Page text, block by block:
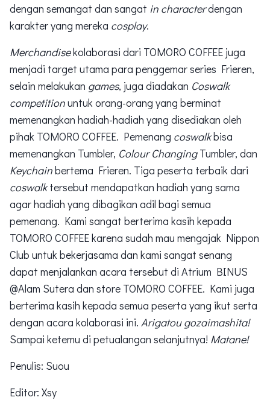
dengan semangat dan sangat in characterdengan
karakter yang mereka cosplay.
Merchandisekolaborasi dari TOMORO COFFEE juga
menjadi target utama para penggemar series Frieren,
selain melakukan games, juga diadakan Coswalk
competitionuntuk orang-orang yang berminat
memenangkan hadiah-hadiah yang disediakan oleh
pihak TOMORO COFFEE. Pemenang coswalkbisa
memenangkan Tumbler, Colour ChangingTumbler, dan
Keychainbertema Frieren. Tiga peserta terbaik dari
coswalktersebut mendapatkan hadiah yang sama
agar hadiah yang dibagikan adil bagi semua
pemenang. Kami sangat berterima kasih kepada
TOMORO COFFEE karena sudah mau mengajak Nippon
Club untuk bekerjasama dan kami sangat senang
dapat menjalankan acara tersebut di Atrium BINUS
@Alam Sutera dan store TOMORO COFFEE. Kami juga
berterima kasih kepada semua peserta yang ikut serta
dengan acara kolaborasi ini. Arigatou gozaimashita!
Sampai ketemu di petualangan selanjutnya! Matane!
Penulis: Suou
Editor: Xsy